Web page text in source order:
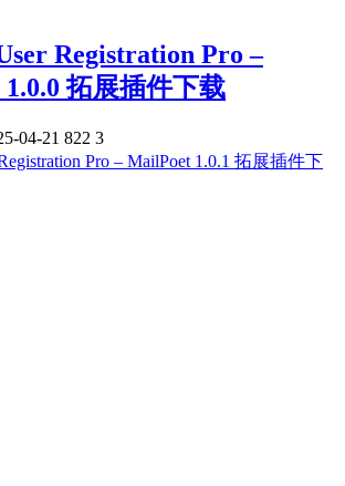
Registration Pro –
拓展插件下载
04-21 822 3